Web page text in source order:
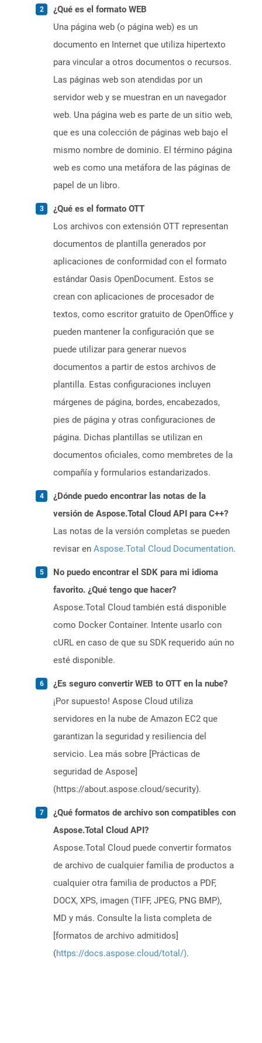
¿Qué es el formato WEB
Una página web (o página web) es un
documento en Internet que utiliza hipertexto
para vincular a otros documentos o recursos.
Las páginas web son atendidas por un
servidor web y se muestran en un navegador
web. Una página web es parte de un sitio web,
que es una colección de páginas web bajo el
mismo nombre de dominio. El término página
web es como una metáfora de las páginas de
papel de un libro.
¿Qué es el formato OTT
Los archivos con extensión OTT representan
documentos de plantilla generados por
aplicaciones de conformidad con el formato
estándar Oasis OpenDocument. Estos se
crean con aplicaciones de procesador de
textos, como escritor gratuito de OpenOffice y
pueden mantener la configuración que se
puede utilizar para generar nuevos
documentos a partir de estos archivos de
plantilla. Estas configuraciones incluyen
márgenes de página, bordes, encabezados,
pies de página y otras configuraciones de
página. Dichas plantillas se utilizan en
documentos oficiales, como membretes de la
compañía y formularios estandarizados.
¿Dónde puedo encontrar las notas de la
versión de Aspose.Total Cloud API para C++?
Las notas de la versión completas se pueden
revisar en Aspose.Total Cloud Documentation.
No puedo encontrar el SDK para mi idioma
favorito. ¿Qué tengo que hacer?
Aspose.Total Cloud también está disponible
como Docker Container. Intente usarlo con
cURL en caso de que su SDK requerido aún no
esté disponible.
¿Es seguro convertir WEB to OTT en la nube?
¡Por supuesto! Aspose Cloud utiliza
servidores en la nube de Amazon EC2 que
garantizan la seguridad y resiliencia del
servicio. Lea más sobre [Prácticas de
seguridad de Aspose]
(https://about.aspose.cloud/security).
¿Qué formatos de archivo son compatibles con
Aspose.Total Cloud API?
Aspose.Total Cloud puede convertir formatos
de archivo de cualquier familia de productos a
cualquier otra familia de productos a PDF,
DOCX, XPS, imagen (TIFF, JPEG, PNG BMP),
MD y más. Consulte la lista completa de
[formatos de archivo admitidos]
(https://docs.aspose.cloud/total/).